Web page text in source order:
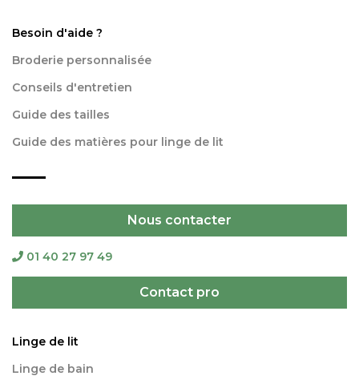
Besoin d'aide ?
Broderie personnalisée
Conseils d'entretien
Guide des tailles
Guide des matières pour linge de lit
Nous contacter
01 40 27 97 49
Contact pro
Linge de lit
Linge de bain